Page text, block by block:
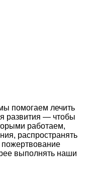
помогаем лечить
развития — чтобы
работаем,
распространять
выполнять наши